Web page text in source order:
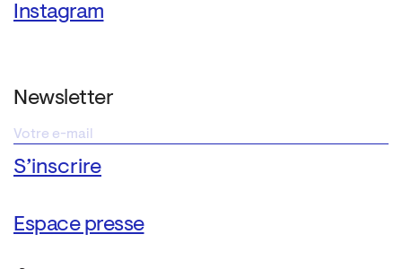
Instagram
Newsletter
Espace presse